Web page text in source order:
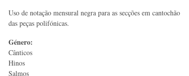
Uso de notação mensural negra para as secções em cantochão
das peças polifónicas.
Género:
Cânticos
Hinos
Salmos